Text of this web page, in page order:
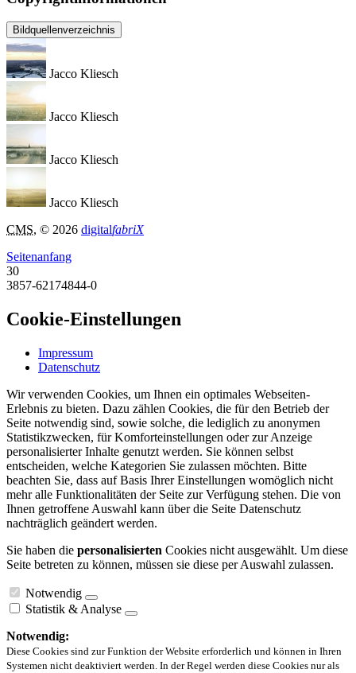
Bildquellenverzeichnis
Jacco Kliesch
Jacco Kliesch
Jacco Kliesch
Jacco Kliesch
CMS, © 2026 digitalfabriX
Seitenanfang
30
3857-62174844-0
Cookie-Einstellungen
Impressum
Datenschutz
Wir verwenden Cookies, um Ihnen ein optimales Webseiten-
Erlebnis zu bieten. Dazu zählen Cookies, die für den Betrieb der
Seite notwendig sind, sowie solche, die lediglich zu anonymen
Statistikzwecken, für Komforteinstellungen oder zur Anzeige
personalisierter Inhalte genutzt werden. Sie können selbst
entscheiden, welche Kategorien Sie zulassen möchten. Bitte
beachten Sie, dass auf Basis Ihrer Einstellungen womöglich nicht
mehr alle Funktionalitäten der Seite zur Verfügung stehen. Die von
Ihnen getroffene Auswahl kann über die Seite Datenschutz
nachträglich geändert werden.
Sie haben die personalisierten Cookies nicht ausgewählt. Um diese
Seite betreten zu können, müssen sie diese per Auswahl zulassen.
Notwendig
Statistik & Analyse
Notwendig:
Diese Cookies sind zur Funktion der Website erforderlich und können in Ihren
Systemen nicht deaktiviert werden. In der Regel werden diese Cookies nur als